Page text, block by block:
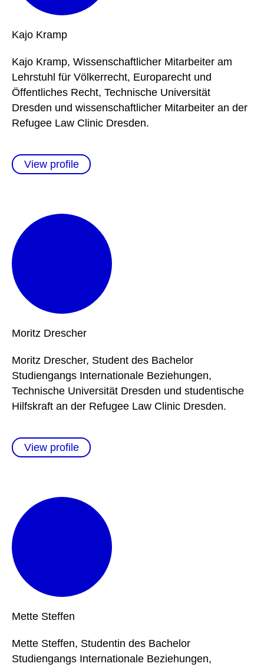
Kajo Kramp
Kajo Kramp, Wissenschaftlicher Mitarbeiter am
Lehrstuhl für Völkerrecht, Europarecht und
Öffentliches Recht, Technische Universität
Dresden und wissenschaftlicher Mitarbeiter an der
Refugee Law Clinic Dresden.
View profile
Moritz Drescher
Moritz Drescher, Student des Bachelor
Studiengangs Internationale Beziehungen,
Technische Universität Dresden und studentische
Hilfskraft an der Refugee Law Clinic Dresden.
View profile
Mette Steffen
Mette Steffen, Studentin des Bachelor
Studiengangs Internationale Beziehungen,